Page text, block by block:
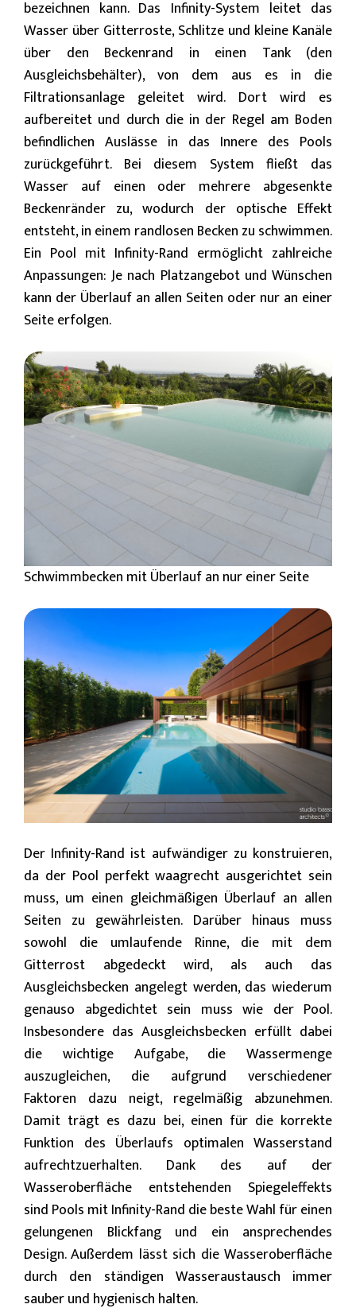
bezeichnen kann. Das Infinity-System leitet das
Wasser über Gitterroste, Schlitze und kleine Kanäle
über den Beckenrand in einen Tank (den
Ausgleichsbehälter), von dem aus es in die
Filtrationsanlage geleitet wird. Dort wird es
aufbereitet und durch die in der Regel am Boden
befindlichen Auslässe in das Innere des Pools
zurückgeführt. Bei diesem System fließt das
Wasser auf einen oder mehrere abgesenkte
Beckenränder zu, wodurch der optische Effekt
entsteht, in einem randlosen Becken zu schwimmen.
Ein Pool mit Infinity-Rand ermöglicht zahlreiche
Anpassungen: Je nach Platzangebot und Wünschen
kann der Überlauf an allen Seiten oder nur an einer
Seite erfolgen.
Schwimmbecken mit Überlauf an nur einer Seite
Der Infinity-Rand ist aufwändiger zu konstruieren,
da der Pool perfekt waagrecht ausgerichtet sein
muss, um einen gleichmäßigen Überlauf an allen
Seiten zu gewährleisten. Darüber hinaus muss
sowohl die umlaufende Rinne, die mit dem
Gitterrost abgedeckt wird, als auch das
Ausgleichsbecken angelegt werden, das wiederum
genauso abgedichtet sein muss wie der Pool.
Insbesondere das Ausgleichsbecken erfüllt dabei
die wichtige Aufgabe, die Wassermenge
auszugleichen, die aufgrund verschiedener
Faktoren dazu neigt, regelmäßig abzunehmen.
Damit trägt es dazu bei, einen für die korrekte
Funktion des Überlaufs optimalen Wasserstand
aufrechtzuerhalten. Dank des auf der
Wasseroberfläche entstehenden Spiegeleffekts
sind Pools mit Infinity-Rand die beste Wahl für einen
gelungenen Blickfang und ein ansprechendes
Design. Außerdem lässt sich die Wasseroberfläche
durch den ständigen Wasseraustausch immer
sauber und hygienisch halten.